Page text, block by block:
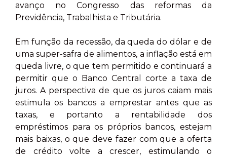
avanço no Congresso das reformas da
Previdência, Trabalhista e Tributária.
Em função da recessão, da queda do dólar e de
uma super-safra de alimentos, a inflação está em
queda livre, o que tem permitido e continuará a
permitir que o Banco Central corte a taxa de
juros. A perspectiva de que os juros caiam mais
estimula os bancos a emprestar antes que as
taxas, e portanto a rentabilidade dos
empréstimos para os próprios bancos, estejam
mais baixas, o que deve fazer com que a oferta
de crédito volte a crescer, estimulando o